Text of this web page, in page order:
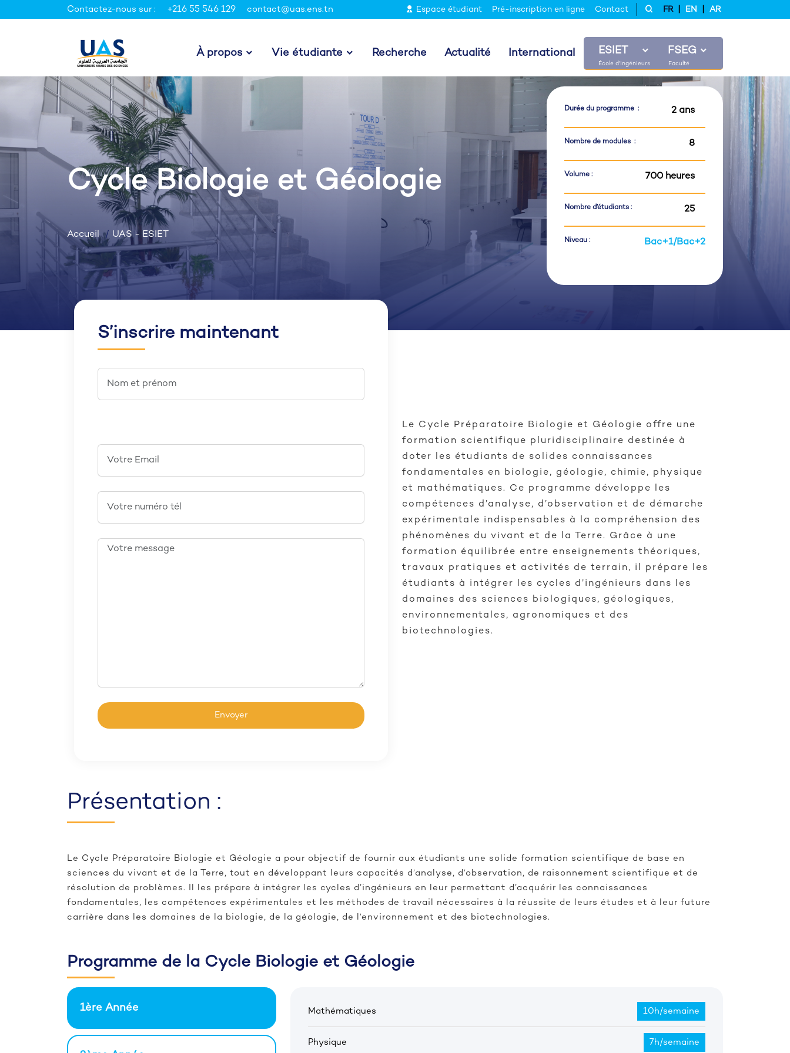
Contactez-nous sur : +216 55 546 129 contact@uas.ens.tn Espace étudiant Pré-inscription en ligne Contact FR EN AR
À propos Vie étudiante Recherche Actualité International ESIET FSEG
Cycle Biologie et Géologie
Accueil UAS - ESIET
Durée du programme : 2 ans
Nombre de modules : 8
Volume : 700 heures
Nombre d’étudiants : 25
Niveau : Bac+1/Bac+2
S’inscrire maintenant
Le Cycle Préparatoire Biologie et Géologie offre une
formation scientifique pluridisciplinaire destinée à
doter les étudiants de solides connaissances
fondamentales en biologie, géologie, chimie, physique
et mathématiques. Ce programme développe les
compétences d’analyse, d’observation et de démarche
expérimentale indispensables à la compréhension des
phénomènes du vivant et de la Terre. Grâce à une
formation équilibrée entre enseignements théoriques,
travaux pratiques et activités de terrain, il prépare les
étudiants à intégrer les cycles d’ingénieurs dans les
domaines des sciences biologiques, géologiques,
environnementales, agronomiques et des
biotechnologies.
Présentation :
Le Cycle Préparatoire Biologie et Géologie a pour objectif de fournir aux étudiants une solide formation scientifique de base en
sciences du vivant et de la Terre, tout en développant leurs capacités d’analyse, d’observation, de raisonnement scientifique et de
résolution de problèmes. Il les prépare à intégrer les cycles d’ingénieurs en leur permettant d’acquérir les connaissances
fondamentales, les compétences expérimentales et les méthodes de travail nécessaires à la réussite de leurs études et à leur future
carrière dans les domaines de la biologie, de la géologie, de l’environnement et des biotechnologies.
Programme de la Cycle Biologie et Géologie
1ère Année Mathématiques 10h/semaine
Physique 7h/semaine